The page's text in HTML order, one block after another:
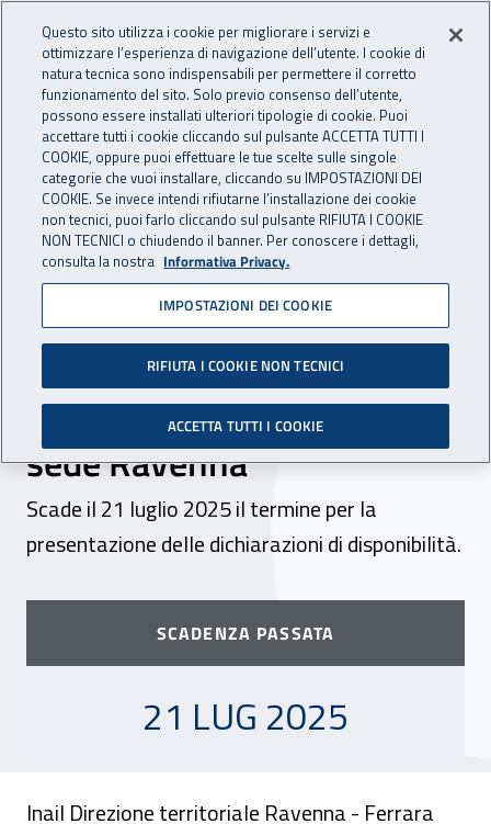
INAIL - Istituto Nazionale
Apri cerca
Navigazione principale
Navigazione - Ti trovi in:
Home Inail comunica Scadenze Scadenza
Dr Emilia Romagna:
selezione comparativa
incarico di 20 ore a tempo
determinato branca
specialistica ortopedia -
sede Ravenna
Scade il 21 luglio 2025 il termine per la
presentazione delle dichiarazioni di disponibilità.
SCADENZA PASSATA
21 LUGLIO 2025
21 LUG 2025
Inail Direzione territoriale Ravenna - Ferrara
Questo sito utilizza i cookie per migliorare i servizi e
ottimizzare l’esperienza di navigazione dell’utente. I cookie di
natura tecnica sono indispensabili per permettere il corretto
funzionamento del sito. Solo previo consenso dell’utente,
possono essere installati ulteriori tipologie di cookie. Puoi
accettare tutti i cookie cliccando sul pulsante ACCETTA TUTTI I
COOKIE, oppure puoi effettuare le tue scelte sulle singole
categorie che vuoi installare, cliccando su IMPOSTAZIONI DEI
COOKIE. Se invece intendi rifiutarne l’installazione dei cookie
non tecnici, puoi farlo cliccando sul pulsante RIFIUTA I COOKIE
NON TECNICI o chiudendo il banner. Per conoscere i dettagli,
consulta la nostra Informativa Privacy.
IMPOSTAZIONI DEI COOKIE
RIFIUTA I COOKIE NON TECNICI
ACCETTA TUTTI I COOKIE